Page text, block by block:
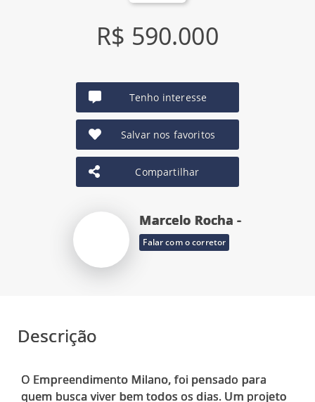
R$ 590.000
Tenho interesse
Salvar nos favoritos
Compartilhar
Marcelo Rocha -
Falar com o corretor
Descrição
O Empreendimento Milano, foi pensado para
quem busca viver bem todos os dias. Um projeto